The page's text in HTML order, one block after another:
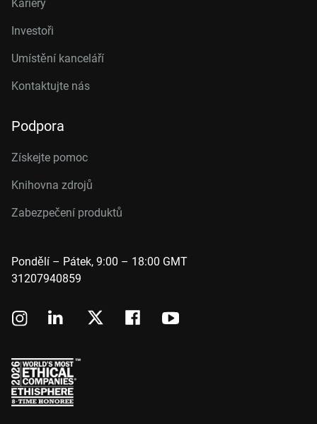
Kariéry
Investoři
Umístění kanceláří
Kontaktujte nás
Podpora
Získejte pomoc
Knihovna zdrojů
Zabezpečení produktů
Pondělí – Pátek, 9:00 – 18:00 GMT
31207940859